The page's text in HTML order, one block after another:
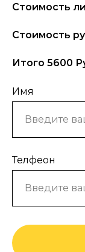
Стоимость
Стоимость
Итого 5600
Имя
Телфеон